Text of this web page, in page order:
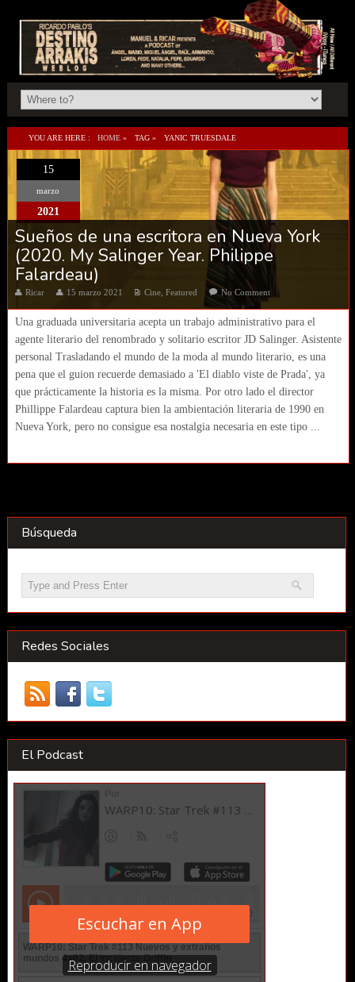
YOU ARE HERE : HOME » TAG » YANIC TRUESDALE
15
marzo
2021
Sueños de una escritora en Nueva York
(2020. My Salinger Year. Philippe
Falardeau)
Ricar 15 marzo 2021 Cine, Featured No Comment
Una graduada universitaria acepta un trabajo administrativo para el
agente literario del renombrado y solitario escritor JD Salinger. Asistente
personal Trasladando el mundo de la moda al mundo literario, es una
pena que el guion recuerde demasiado a 'El diablo viste de Prada', ya
que prácticamente la historia es la misma. Por otro lado el director
Phillippe Falardeau captura bien la ambientación literaria de 1990 en
Nueva York, pero no consigue esa nostalgia necesaria en este tipo ...
Búsqueda
Redes Sociales
El Podcast